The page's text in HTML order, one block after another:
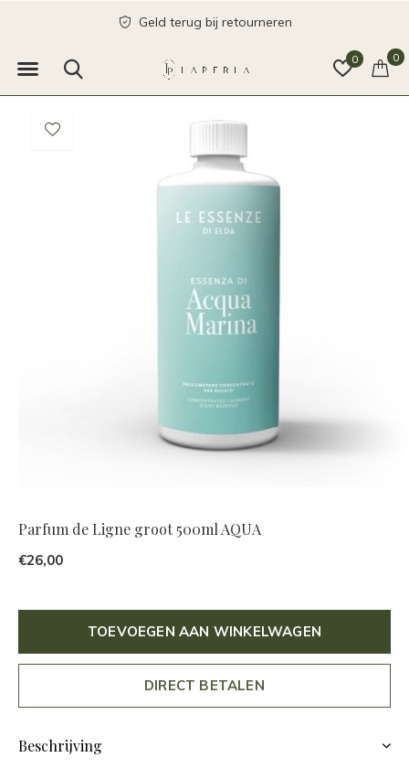
0 0
Geld terug bij retourneren
Parfum de Ligne groot 500ml AQUA
€26,00
TOEVOEGEN AAN WINKELWAGEN
DIRECT BETALEN
Beschrijving